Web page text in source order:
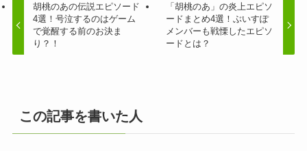
胡桃のあの伝説エピソード
4選！号泣するのはゲーム
で覚醒する前のお決ま
り？！
「胡桃のあ」の炎上エピソ
ードまとめ4選！ぶいすぽ
メンバーも戦慄したエピソ
ードとは？
この記事を書いた人